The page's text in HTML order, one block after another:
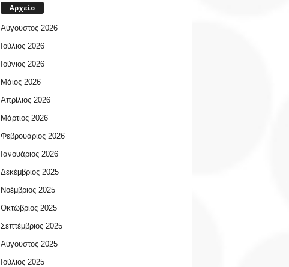
Αρχείο
Αύγουστος 2026
Ιούλιος 2026
Ιούνιος 2026
Μάιος 2026
Απρίλιος 2026
Μάρτιος 2026
Φεβρουάριος 2026
Ιανουάριος 2026
Δεκέμβριος 2025
Νοέμβριος 2025
Οκτώβριος 2025
Σεπτέμβριος 2025
Αύγουστος 2025
Ιούλιος 2025